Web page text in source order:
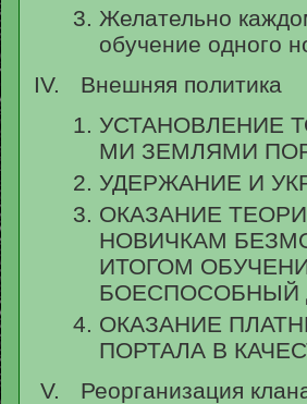
Желательно
обучение одного
Внешняя политика
УСТАНОВЛЕНИЕ
МИ ЗЕМЛЯМИ
УДЕРЖАНИЕ И
ОКАЗАНИЕ
НОВИЧКАМ
ИТОГОМ
БОЕСПОСОБНЫЙ
ОКАЗАНИЕ
ПОРТАЛА В
Реорганизация